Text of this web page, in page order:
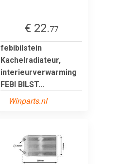
€ 22.77
febibilstein
Kachelradiateur,
interieurverwarming
FEBI BILST...
Winparts.nl